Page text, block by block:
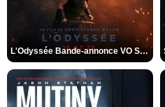
L'Odyssée Bande-annonce VO STFR